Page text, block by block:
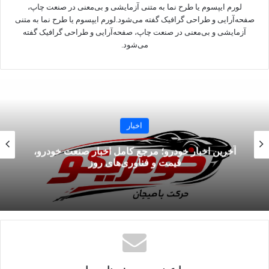
اکوادور مقابل آلمان (نیوجرسی)
اسکاتلند مقابل برزیل (میامی)
(۲۱ خرداد ۱۴۰۵) در شهر مکزیکوسیتی برگزار
می‌شود.
به شمار می‌رود. آفریقای جنوبی میزبان آن رقابت‌ها
بود و بازی دو تیم با تساوی یک بر یک به پایان رسید.
بازی دوم نیز در همان روز و به میزبانی شهر دیگر
مکزیک یعنی گوادالاخارا برگزار خواهد
لورم ایپسوم یا طرح‌ نما به متنی آزمایشی و بی‌معنی در صنعت چاپ،
صفحه‌آرایی و طراحی گرافیک گفته می‌شود.لورم ایپسوم یا طرح‌ نما به متنی
آزمایشی و بی‌معنی در صنعت چاپ، صفحه‌آرایی و طراحی گرافیک گفته
می‌شود.
اخبار
آخرین اخبار خودرو؛ مرجع کامل اخبار صنعت خودرو،
قیمت و فناوری‌های روز